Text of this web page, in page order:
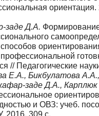
заде Д.А.
// Педагогические
Е.А., Бикбулатова
заде Д.А.,
и ОВЗ: учеб.
2016. 309 с.